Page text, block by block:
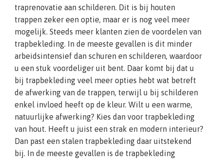
traprenovatie aan schilderen. Dit is bij houten
trappen zeker een optie, maar er is nog veel meer
mogelijk. Steeds meer klanten zien de voordelen van
trapbekleding. In de meeste gevallen is dit minder
arbeidsintensief dan schuren en schilderen, waardoor
u een stuk voordeliger uit bent. Daar komt bij dat u
bij trapbekleding veel meer opties hebt wat betreft
de afwerking van de trappen, terwijl u bij schilderen
enkel invloed heeft op de kleur. Wilt u een warme,
natuurlijke afwerking? Kies dan voor trapbekleding
van hout. Heeft u juist een strak en modern interieur?
Dan past een stalen trapbekleding daar uitstekend
bij. In de meeste gevallen is de trapbekleding